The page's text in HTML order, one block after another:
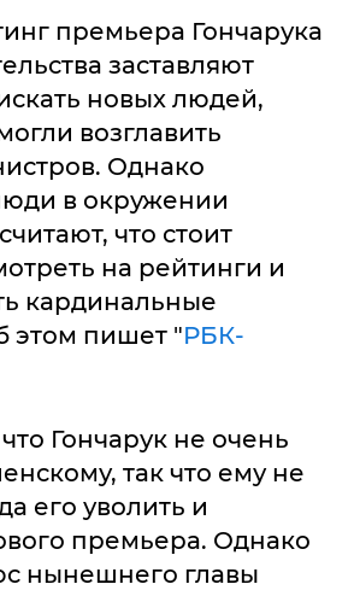
премьера Гончарука
заставляют
новых людей,
возглавить
Однако
в окружении
что стоит
на рейтинги и
кардинальные
этом пишет "РБК-
Гончарук не очень
так что ему не
его уволить и
премьера. Однако
нынешнего главы